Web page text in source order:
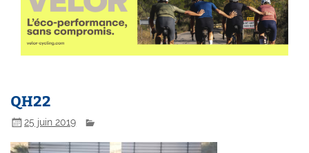
QH22
25 juin 2019